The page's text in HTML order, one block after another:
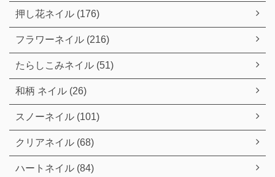
押し花ネイル (176)
フラワーネイル (216)
たらしこみネイル (51)
和柄 ネイル (26)
スノーネイル (101)
クリアネイル (68)
ハートネイル (84)